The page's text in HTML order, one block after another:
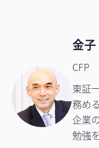
金子
CFP
東証
務め
企業
勉強